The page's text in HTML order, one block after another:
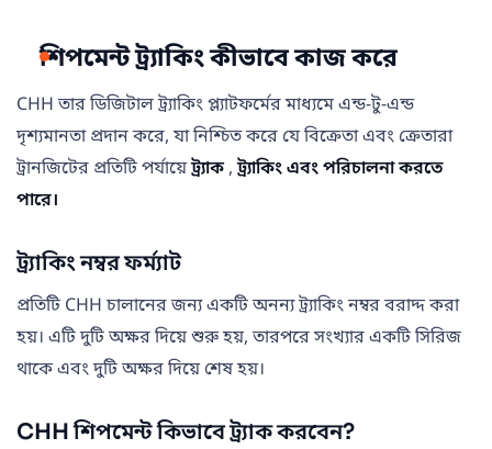
শিপমেন্ট ট্র্যাকিং কীভাবে কাজ করে
CHH তার ডিজিটাল ট্র্যাকিং প্ল্যাটফর্মের মাধ্যমে এন্ড-টু-এন্ড
দৃশ্যমানতা প্রদান করে, যা নিশ্চিত করে যে বিক্রেতা এবং ক্রেতারা
ট্রানজিটের প্রতিটি পর্যায়েট্র্যাক,ট্র্যাকিং এবং পরিচালনা করতে
পারে।
ট্র্যাকিং নম্বর ফর্ম্যাট
প্রতিটি CHH চালানের জন্য একটি অনন্য ট্র্যাকিং নম্বর বরাদ্দ করা
হয়। এটি দুটি অক্ষর দিয়ে শুরু হয়, তারপরে সংখ্যার একটি সিরিজ
থাকে এবং দুটি অক্ষর দিয়ে শেষ হয়।
CHH শিপমেন্ট কিভাবে ট্র্যাক করবেন?